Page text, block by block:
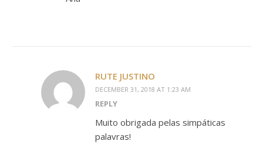
RUTE JUSTINO
DECEMBER 31, 2018 AT 1:23 AM
REPLY
Muito obrigada pelas simpáticas
palavras!